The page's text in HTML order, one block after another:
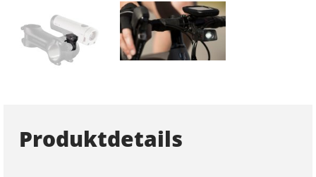
Produktdetails